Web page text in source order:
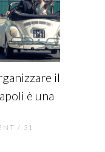
il
è una
/ 31